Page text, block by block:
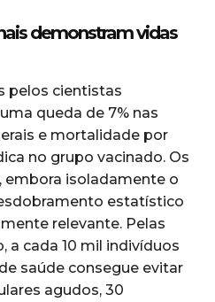
demonstram vidas
pelos cientistas
queda de 7% nas
e mortalidade por
no grupo vacinado. Os
embora isoladamente o
estatístico
relevante. Pelas
cada 10 mil indivíduos
saúde consegue evitar
agudos, 30